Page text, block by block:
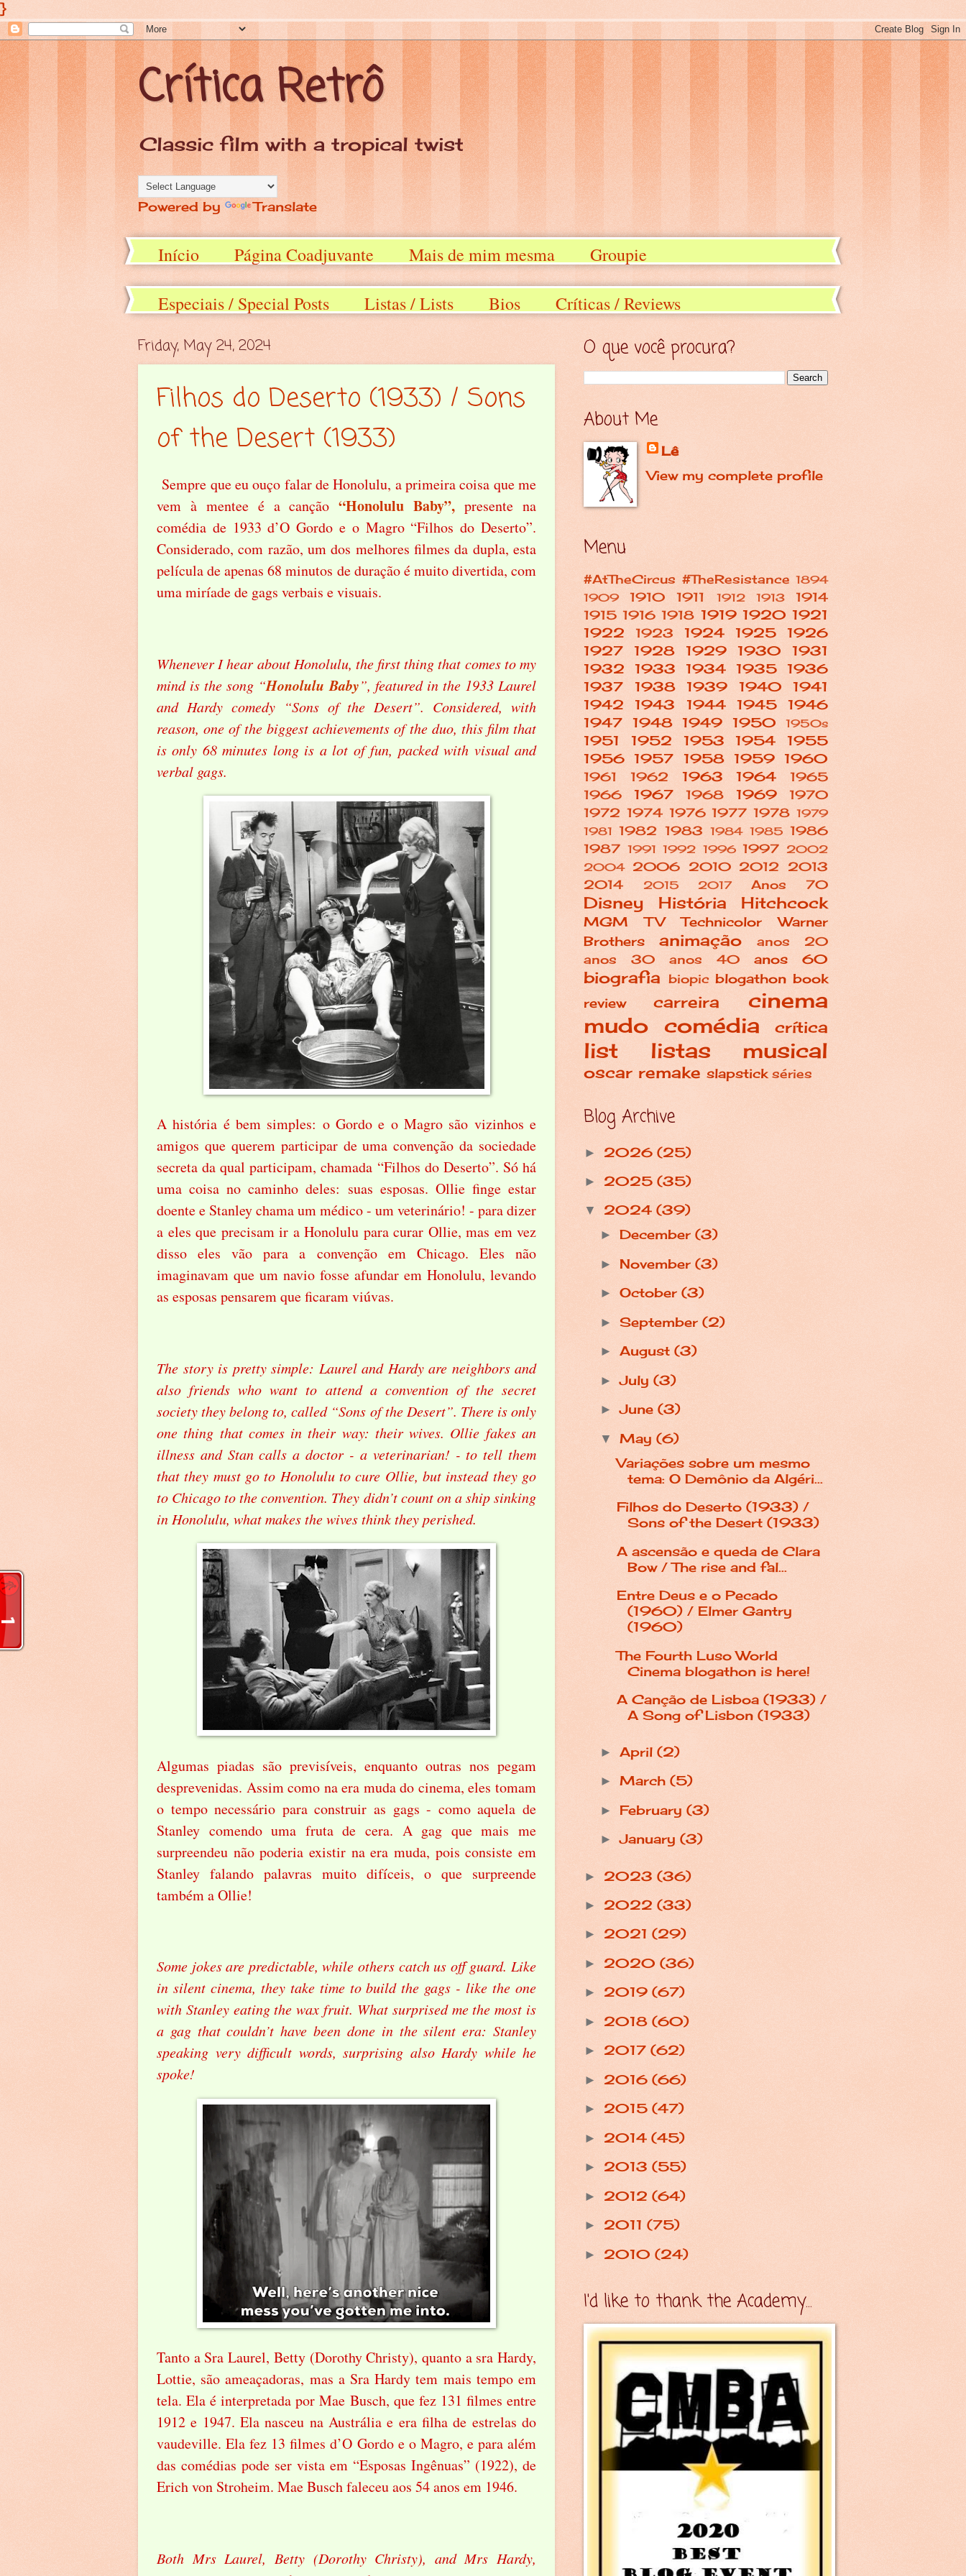
}
Crítica Retrô
Classic film with a tropical twist
Powered by Translate
Início Página Coadjuvante Mais de mim mesma Groupie
Especiais / Special Posts Listas / Lists Bios Críticas / Reviews
Friday, May 24, 2024
Filhos do Deserto (1933) / Sons
of the Desert (1933)
Sempre que eu ouço falar de Honolulu, a primeira coisa que me
vem à mentee é a canção“Honolulu Baby”, presente na
comédia de 1933 d’O Gordo e o Magro “Filhos do Deserto”.
Considerado, com razão, um dos melhores filmes da dupla, esta
película de apenas 68 minutos de duração é muito divertida, com
uma miríade de gags verbais e visuais.
Whenever I hear about Honolulu, the first thing that comes to my
mind is the song “Honolulu Baby”, featured in the 1933 Laurel
and Hardy comedy “Sons of the Desert”. Considered, with
reason, one of the biggest achievements of the duo, this film that
is only 68 minutes long is a lot of fun, packed with visual and
verbal gags.
A história é bem simples: o Gordo e o Magro são vizinhos e
amigos que querem participar de uma convenção da sociedade
secreta da qual participam, chamada “Filhos do Deserto”. Só há
uma coisa no caminho deles: suas esposas. Ollie finge estar
doente e Stanley chama um médico - um veterinário! - para dizer
a eles que precisam ir a Honolulu para curar Ollie, mas em vez
disso eles vão para a convenção em Chicago. Eles não
imaginavam que um navio fosse afundar em Honolulu, levando
as esposas pensarem que ficaram viúvas.
The story is pretty simple: Laurel and Hardy are neighbors and
also friends who want to attend a convention of the secret
society they belong to, called “Sons of the Desert”. There is only
one thing that comes in their way: their wives. Ollie fakes an
illness and Stan calls a doctor - a veterinarian! - to tell them
that they must go to Honolulu to cure Ollie, but instead they go
to Chicago to the convention. They didn’t count on a ship sinking
in Honolulu, what makes the wives think they perished.
Algumas piadas são previsíveis, enquanto outras nos pegam
desprevenidas. Assim como na era muda do cinema, eles tomam
o tempo necessário para construir as gags - como aquela de
Stanley comendo uma fruta de cera. A gag que mais me
surpreendeu não poderia existir na era muda, pois consiste em
Stanley falando palavras muito difíceis, o que surpreende
também a Ollie!
Some jokes are predictable, while others catch us off guard. Like
in silent cinema, they take time to build the gags - like the one
with Stanley eating the wax fruit. What surprised me the most is
a gag that couldn’t have been done in the silent era: Stanley
speaking very difficult words, surprising also Hardy while he
spoke!
Tanto a Sra Laurel, Betty (Dorothy Christy), quanto a sra Hardy,
Lottie, são ameaçadoras, mas a Sra Hardy tem mais tempo em
tela. Ela é interpretada por Mae Busch, que fez 131 filmes entre
1912 e 1947. Ela nasceu na Austrália e era filha de estrelas do
vaudeville. Ela fez 13 filmes d’O Gordo e o Magro, e para além
das comédias pode ser vista em “Esposas Ingênuas” (1922), de
Erich von Stroheim. Mae Busch faleceu aos 54 anos em 1946.
Both Mrs Laurel, Betty (Dorothy Christy), and Mrs Hardy,
O que você procura?
About Me
Lê
View my complete profile
Menu
#AtTheCircus #TheResistance 1894
1909
1910 1911 1912 1913
1914
1915 1916 1918 1919 1920 1921
1922
1923 1924 1925
1926
1927
1928 1929 1930
1931
1932
1933 1934 1935
1936
1937
1938 1939 1940
1941
1942
1943 1944 1945
1946
1947
1948 1949 1950 1950s
1951 1952 1953 1954
1955
1956
1957 1958 1959 1960
1961 1962 1963 1964
1965
1966
1967 1968 1969
1970
1972 1974 1976 1977 1978 1979
1981 1982 1983 1984 1985 1986
1987 1991 1992 1996 1997 2002
2004
2006 2010 2012
2013
2014
2015 2017 Anos 70
Disney História Hitchcock
MGM TV Technicolor
Warner
Brothers
animação
anos 20
anos 30
anos 40 anos 60
biografia biopic blogathon book
review
carreira
cinema
mudo
comédia crítica
list listas musical
oscar remake slapstick séries
Blog Archive
► 2026 (25)
► 2025 (35)
▼ 2024 (39)
►December(3)
►November(3)
►October(3)
►September(2)
►August(3)
►July(3)
►June(3)
▼May(6)
Variações sobre um mesmo
tema: O Demônio da Algéri...
Filhos do Deserto (1933) /
Sons of the Desert (1933)
A ascensão e queda de Clara
Bow / The rise and fal...
Entre Deus e o Pecado
(1960) / Elmer Gantry
(1960)
The Fourth Luso World
Cinema blogathon is here!
A Canção de Lisboa (1933) /
A Song of Lisbon (1933)
►April(2)
►March(5)
►February(3)
►January(3)
► 2023 (36)
► 2022 (33)
► 2021 (29)
► 2020 (36)
► 2019 (67)
► 2018 (60)
► 2017 (62)
► 2016 (66)
► 2015 (47)
► 2014 (45)
► 2013 (55)
► 2012 (64)
► 2011 (75)
► 2010 (24)
I'd like to thank the Academy...